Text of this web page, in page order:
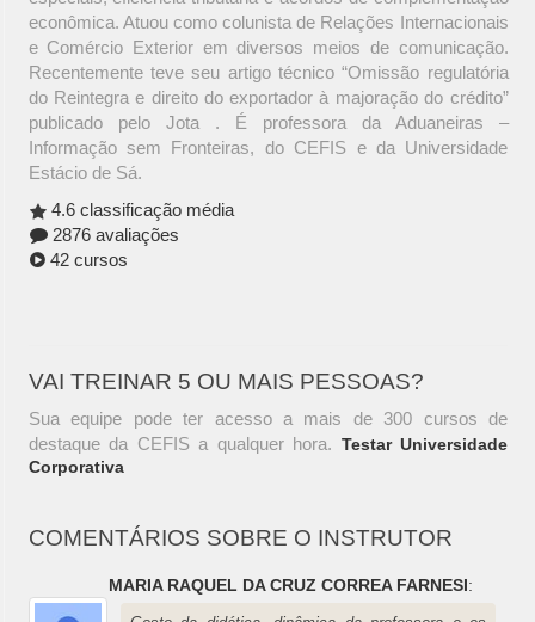
econômica. Atuou como colunista de Relações Internacionais
e Comércio Exterior em diversos meios de comunicação.
Recentemente teve seu artigo técnico “Omissão regulatória
do Reintegra e direito do exportador à majoração do crédito”
publicado pelo Jota . É professora da Aduaneiras –
Informação sem Fronteiras, do CEFIS e da Universidade
Estácio de Sá.
4.6 classificação média
2876 avaliações
42 cursos
VAI TREINAR 5 OU MAIS PESSOAS?
Sua equipe pode ter acesso a mais de 300 cursos de
destaque da CEFIS a qualquer hora. Testar Universidade
Corporativa
COMENTÁRIOS SOBRE O INSTRUTOR
MARIA RAQUEL DA CRUZ CORREA FARNESI: